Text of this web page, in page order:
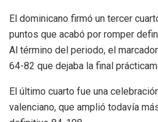
El dominicano firmó un tercer
puntos que acabó por romper
Al término del periodo, el
64-82 que dejaba la final
El último cuarto fue una
valenciano, que amplió todavía